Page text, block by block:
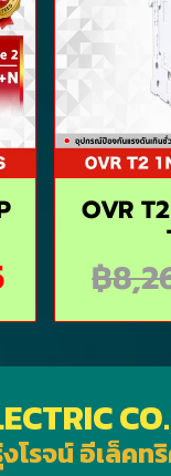
OVR
฿
โรจน์ อีเล็คท